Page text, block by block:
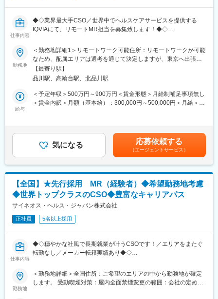
変更の範囲：会社の定める業務
他、横断研修、eラーニングの研修等も受けることが可能です。
・オンコロジー専門MR育成プログラム、IBD専門育成プログラ
しています。
(2)プロジェクトマネジメント体制：プロジェクトマネージャー、
スーパーバイザーが日々の活動をフォローします。定期的な連絡
や面談のほか、必要に応じて素早くバックアップに入るなど、MR
として結果を出せるように万全のサポート体制を整えています。
(3)豊富なプロジェクト数、50社を超える多数の取引メーカー：同
業他社と比較しても、多くのプロジェクト数があり、様々なご経
・入社3年目（MR経験者）28歳：642万（月給＋日当＋住宅手
当）
・入社5年目（MR経験者）33歳：712万（月給＋日当＋住宅手
変更の範囲：会社の定める業務
仕事内容
◆◇業界最大手CSO／世界中でヘルスケアサービスを提供する
IQVIAにて、リモートMR担当を募集致します！◆◇
【具体的な業務詳細】
国内トップクラスのプロジェクト受託実績を誇る当社の一員とし
て、医薬品PJなどを中心にリモートMRとしてクライアントビジ
ネス拡大に貢献していただきます。
具体的なプロジェクトは選考の過程でお伝えいたしますので、是
非お気軽にご応募くださいませ！
【IQVIAサービシーズジャパンについて】
関与しています
・日本においても業界トップシェアを誇り、常時100以上のPJが
稼働しています
勤務地
＜勤務地詳細1＞リモートワーク可能住所：リモートワークが可能
なため、配属エリアは選考を通じて決定しますが、東京へ出張が
可能な方歓迎です。 受動喫煙対策：屋内全面禁煙＜勤務地詳細2
＞本社住所：東京都港区高輪4-10-18 京急第1ビル勤務地最寄駅：
定める事業所
【最寄り駅】
品川駅、高輪台駅、北品川駅
給与
＜予定年収＞500万円～900万円＜賃金形態＞月給制補足事項無し
＜賃金内訳＞月額（基本給）：300,000円～500,000円＜月給＞
ジェクト稼働手当(35,000円)、外勤日当（1日1,500円／外勤3.5時
間以上）■変動賞与制（6月・12月・3月）※平均実績6ヶ月分■イン
センティブ：3月（対象者）賃金はあくまでも目安の金額であり、
選考を通じて上下する可能性があります。月給(月額)は固定手当を
含めた表記です。
気になる 応募依頼する
（エージェントサービス）
【全国】★先行採用 MR（経験者）◆希望勤務地考慮
◆世界トップクラスのCSO◆豊富なキャリアパス
サイネオス・ヘルス・ジャパン株式会社
正社員 5名以上採用
仕事内容
◆◇穏やかな社風で長期就業が叶うCSOです！／エリアをまたぐ
転勤なし／メーカー転籍実績あり◆◇
■業務内容：
大手製薬会社などを中心としたクライアントのプロジェクトへの
配属です。担当エリアの医療機関（開業医、病院）を訪問して、
勤務地
＜勤務地詳細＞全国住所：ご希望のエリアの中から勤務地が確定
します。 受動喫煙対策：屋内全面禁煙変更の範囲：会社の定める